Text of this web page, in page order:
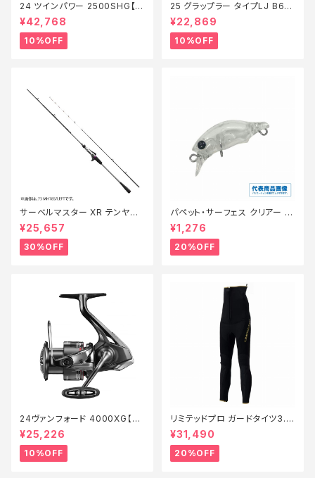
24 ツインパワー 2500SHG【継
続セール_リール】【10】
¥42,768
10%OFF
25 グラップラー タイプLJ B63-
3【継続セール_ロッド】【10】
¥22,869
10%OFF
サーベルマスター XR テンヤ
73MH 185R【特価ロッド】【30】
¥25,657
30%OFF
パペット・サーフェス クリアー 0
1【特価ルアー】【20】
¥1,276
20%OFF
24ヴァンフォード 4000XG【継
続セール_リール】【10】
¥25,226
10%OFF
リミテッドプロ ガードタイツ3.0
FI−540X 黒 LB【特価装備】【2
0】
¥31,490
20%OFF